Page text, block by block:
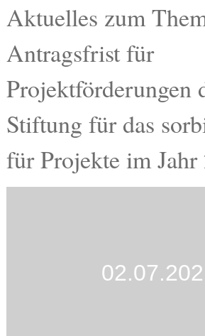
Kostenlos
Aktuelles zum
Antragsfrist für
Projektförderungen
Stiftung für das
für Projekte im Jahr